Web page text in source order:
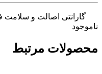
گارانتی اصالت و سلامت
ناموجود
محصولات مرتبط